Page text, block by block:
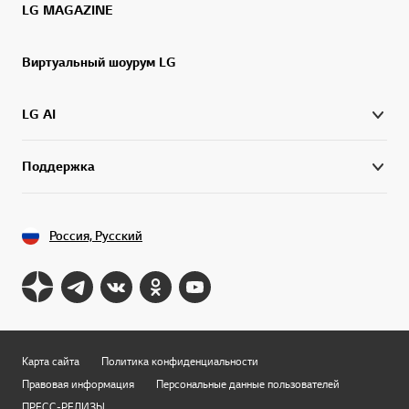
LG MAGAZINE
Виртуальный шоурум LG
LG AI
Поддержка
Россия, Русский
Карта сайта
Политика конфиденциальности
Правовая информация
Персональные данные пользователей